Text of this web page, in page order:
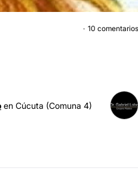
BICHECTOMÍA
10 comentarios
en Cúcuta (Comuna 4)